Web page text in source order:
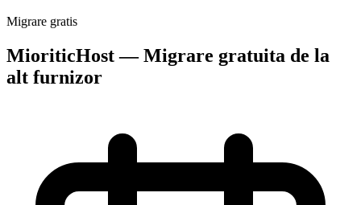
Migrare gratis
MioriticHost — Migrare gratuita de la
alt furnizor